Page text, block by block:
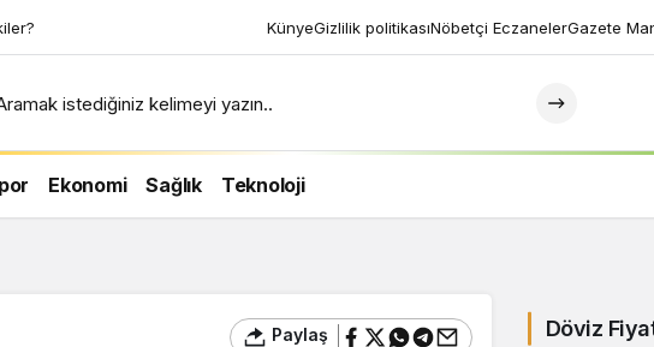
KünyeGizlilik politikasıNöbetçi EczanelerGazete
istediğiniz kelimeyi yazın..
Ekonomi Sağlık Teknoloji
Paylaş Döviz